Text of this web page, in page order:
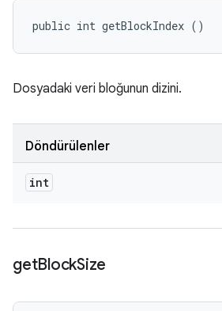
public int getBlockIndex ()
Dosyadaki veri bloğunun dizini.
Döndürülenler
int
getBlockSize